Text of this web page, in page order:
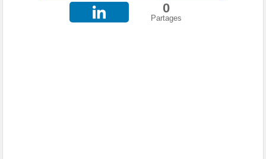
0
Partages